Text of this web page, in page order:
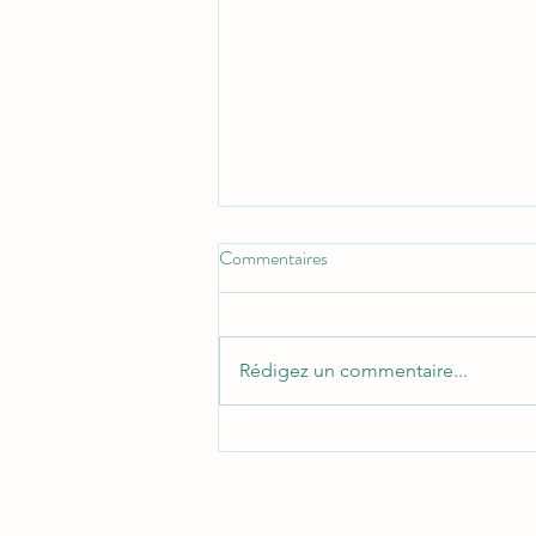
Comprendre son cycle hormonal
Commentaires
Rédigez un commentaire...